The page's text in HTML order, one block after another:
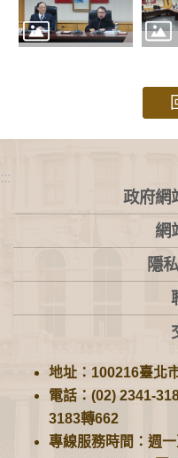
:::
政府網
網
隱
地址：100216臺北
電話：(02) 2341-
3183轉662
專線服務時間：週